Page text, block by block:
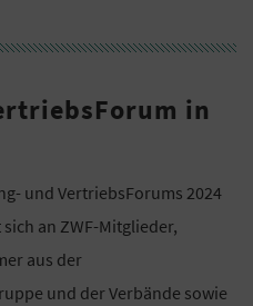
in
und VertriebsForums 2024
an ZWF-Mitglieder,
aus der
und der Verbände sowie